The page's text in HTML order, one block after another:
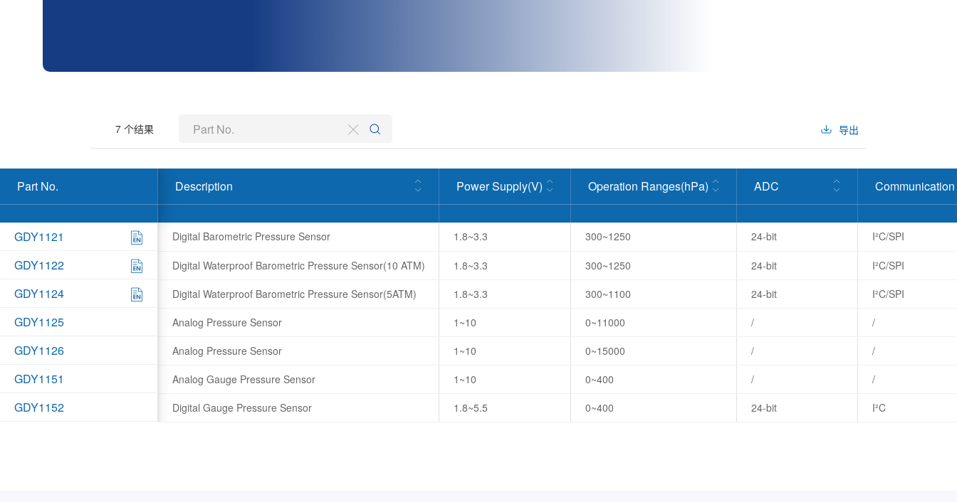
7 个结果 导出
Part No. Description Power Supply(V) Operation Ranges(hPa) ADC
GDY1121 Digital Barometric Pressure Sensor 1.8~3.3 300~1250 24-bit I²C/SPI
GDY1122 Digital Waterproof Barometric Pressure Sensor(10 ATM) 1.8~3.3 300~1250 24-bit I²C/SPI
GDY1124 Digital Waterproof Barometric Pressure Sensor(5ATM) 1.8~3.3 300~1100 24-bit I²C/SPI
GDY1125 Analog Pressure Sensor 1~10 0~11000 / /
GDY1126 Analog Pressure Sensor 1~10 0~15000 / /
GDY1151 Analog Gauge Pressure Sensor 1~10 0~400 / /
GDY1152 Digital Gauge Pressure Sensor 1.8~5.5 0~400 24-bit I²C